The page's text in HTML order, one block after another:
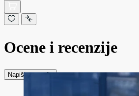
Ocene i recenzije
Napiši recenziju